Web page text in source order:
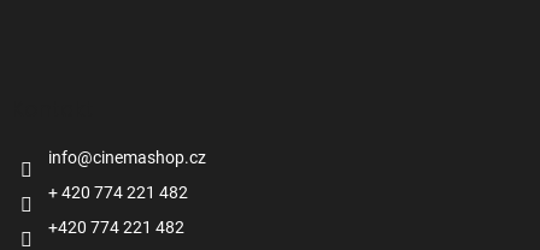
info@cinemashop.cz
+ 420 774 221 482
+420 774 221 482